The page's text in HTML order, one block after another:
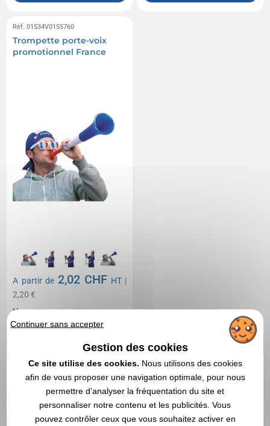
Réf. 01534V0155760
Trompette porte-voix
promotionnel France
A partir de 2,02 CHF HT|
2,20 €
Marquage non compris
En stock: 12 792 articles
1
Continuer sans accepter
Gestion des cookies
Ce site utilise des cookies. Nous utilisons des cookies
afin de vous proposer une navigation optimale, pour nous
permettre d’analyser la fréquentation du site et
personnaliser notre contenu et les publicités. Vous
pouvez contrôler ceux que vous souhaitez activer en